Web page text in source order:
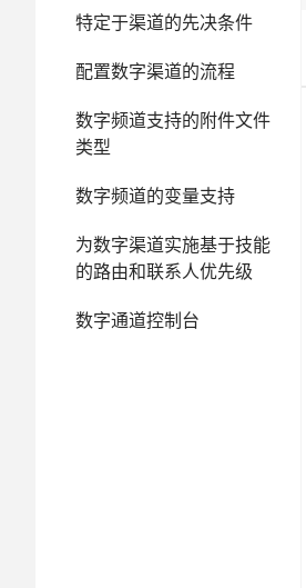
特定于渠道的先决条件
配置数字渠道的流程
数字频道支持的附件文件
类型
数字频道的变量支持
为数字渠道实施基于技能
的路由和联系人优先级
数字通道控制台